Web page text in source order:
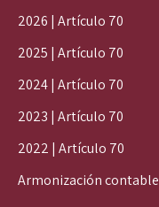
2026 | Artículo 70
2025 | Artículo 70
2024 | Artículo 70
2023 | Artículo 70
2022 | Artículo 70
Armonización contable